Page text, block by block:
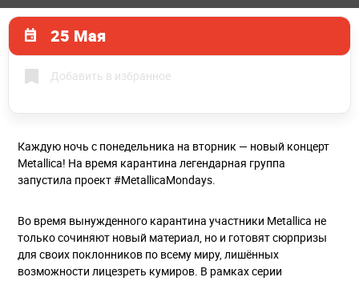
25 Мая
Добавить в избранное
Каждую ночь с понедельника на вторник — новый концерт
Metallica! На время карантина легендарная группа
запустила проект #MetallicaMondays.
Во время вынужденного карантина участники Metallica не
только сочиняют новый материал, но и готовят сюрпризы
для своих поклонников по всему миру, лишённых
возможности лицезреть кумиров. В рамках серии